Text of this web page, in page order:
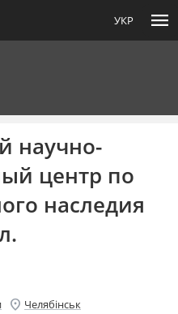
УКР menu
научно-
центр по
наследия
location_on Челябінськ